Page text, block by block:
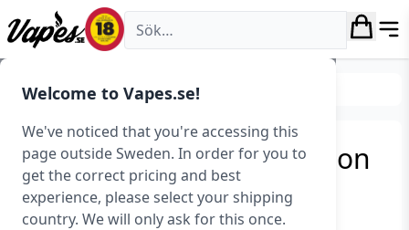
Welcome to Vapes.se!
We've noticed that you're accessing this
page outside Sweden. In order for you to
get the correct pricing and best
experience, please select your shipping
country. We will only ask for this once.
Vapes.se
Tillverkare Dovpo
Dovpo M VV Special Edition
(280 W)
Art.nr: 37268